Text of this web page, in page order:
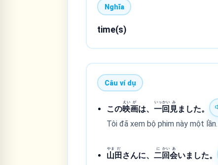
Nghĩa
time(s)
Câu ví dụ
この映
えい
画
が
は、一
いっ
回
かい
見
み
ました。
Tôi đã xem bộ phim này một lần.
山
やま
田
だ
さんに、二
に
回
かい
会
あ
いました。